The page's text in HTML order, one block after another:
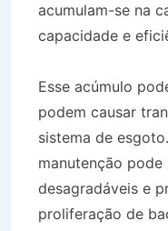
acumulam-se na
capacidade e
Esse acúmulo
podem causar
sistema de
manutenção
desagradáveis e
proliferação de